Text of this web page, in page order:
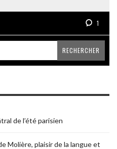
1
de l’été parisien
Molière, plaisir de la langue et